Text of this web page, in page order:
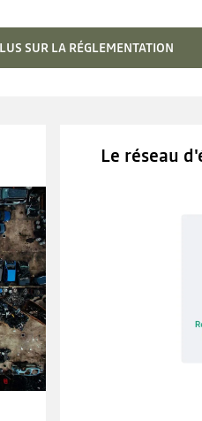
SUR LA RÉGLEMENTATION
Le réseau